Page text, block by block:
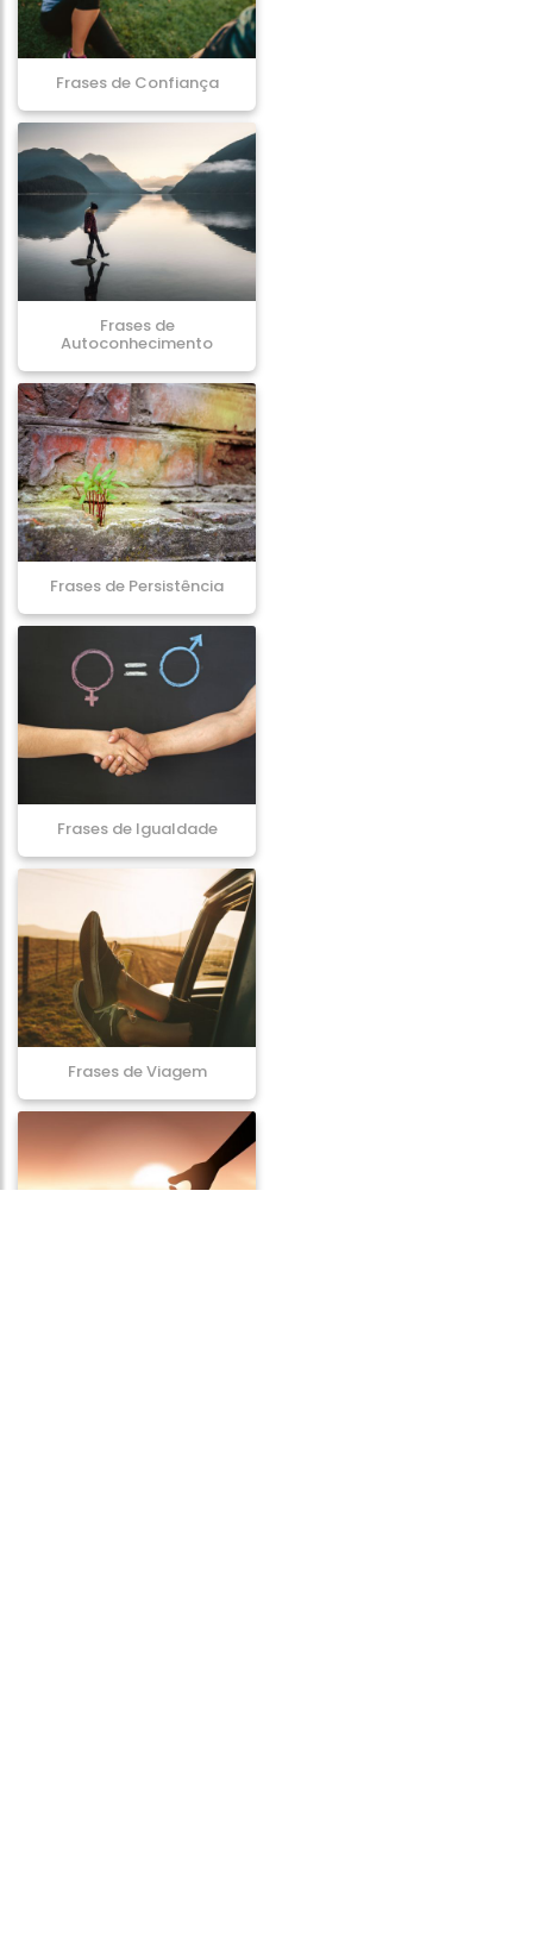
Frases de Confiança
Frases de
Autoconhecimento
Frases de Persistência
Frases de Igualdade
Frases de Viagem